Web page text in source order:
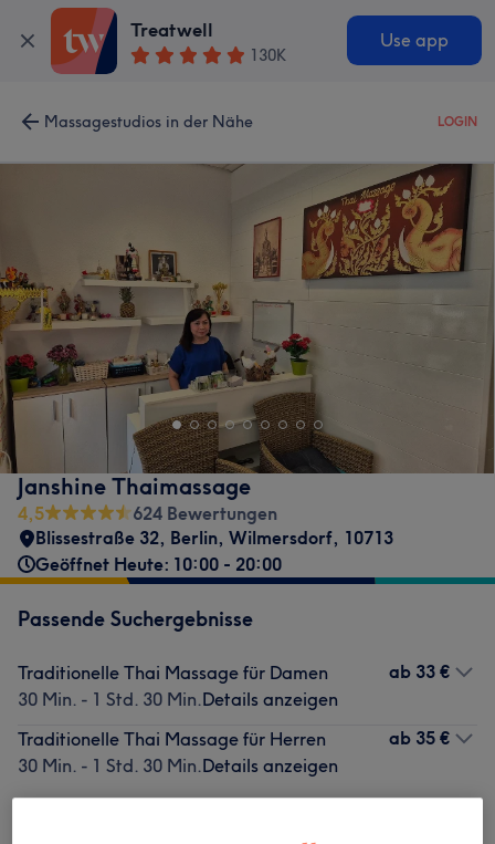
Treatwell
130K
Use app
Massagestudios in der Nähe LOGIN
Janshine Thaimassage
4,5
624 Bewertungen
Blissestraße 32, Berlin, Wilmersdorf, 10713
Geöffnet Heute: 10:00 - 20:00
Passende Suchergebnisse
Traditionelle Thai Massage für Damen
30 Min. - 1 Std. 30 Min.Details anzeigen
ab 33 €
Traditionelle Thai Massage für Herren
30 Min. - 1 Std. 30 Min.Details anzeigen
ab 35 €